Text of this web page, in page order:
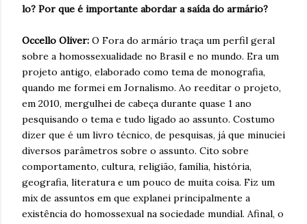
lo? Por que é importante abordar a saída do armário?
Occello Oliver: O Fora do armário traça um perfil geral
sobre a homossexualidade no Brasil e no mundo. Era um
projeto antigo, elaborado como tema de monografia,
quando me formei em Jornalismo. Ao reeditar o projeto,
em 2010, mergulhei de cabeça durante quase 1 ano
pesquisando o tema e tudo ligado ao assunto. Costumo
dizer que é um livro técnico, de pesquisas, já que minuciei
diversos parâmetros sobre o assunto. Cito sobre
comportamento, cultura, religião, família, história,
geografia, literatura e um pouco de muita coisa. Fiz um
mix de assuntos em que explanei principalmente a
existência do homossexual na sociedade mundial. Afinal, o